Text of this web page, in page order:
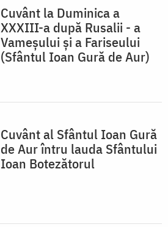
Cuvânt la Duminica a
XXXIII-a după Rusalii - a
Vameşului şi a Fariseului
(Sfântul Ioan Gură de Aur)
Cuvânt al Sfântul Ioan Gură
de Aur întru lauda Sfântului
Ioan Botezătorul